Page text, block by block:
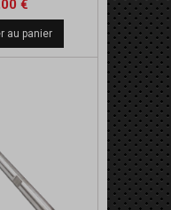
€Prix
de
base
au panier